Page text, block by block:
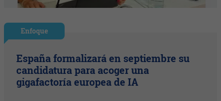
Enfoque
España formalizará en septiembre su
candidatura para acoger una
gigafactoría europea de IA